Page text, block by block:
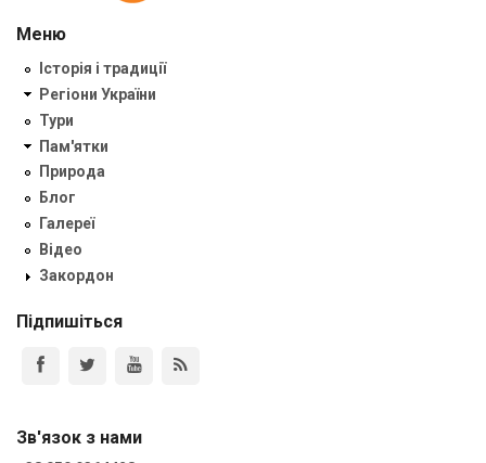
Меню
Історія і традиції
Регіони України
Тури
Пам'ятки
Природа
Блог
Галереї
Відео
Закордон
Підпишіться
Зв'язок з нами